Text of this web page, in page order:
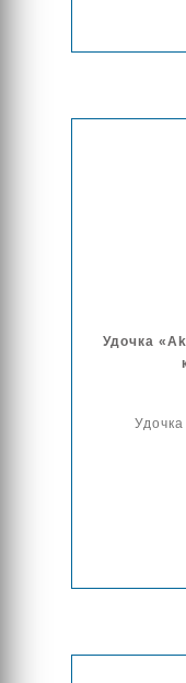
Удочка